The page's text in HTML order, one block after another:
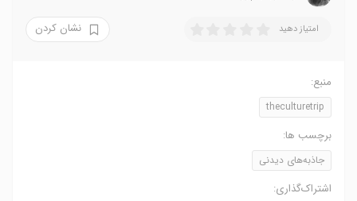
امتیاز دهید نشان کردن
منبع:
theculturetrip
برچسب ها:
جاذبه‌های دیدنی
اشتراک‌گذاری: